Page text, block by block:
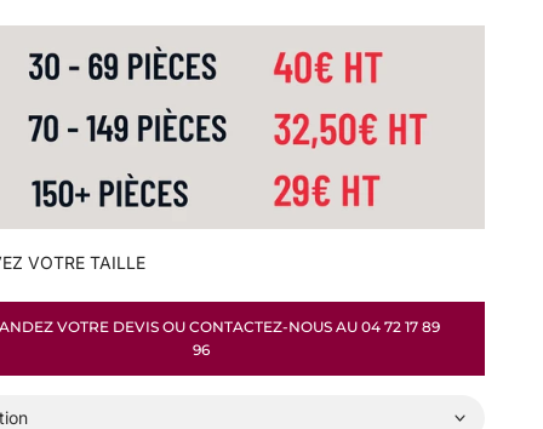
VOTRE TAILLE
VOTRE DEVIS OU CONTACTEZ-NOUS AU 04 72 17 89
96